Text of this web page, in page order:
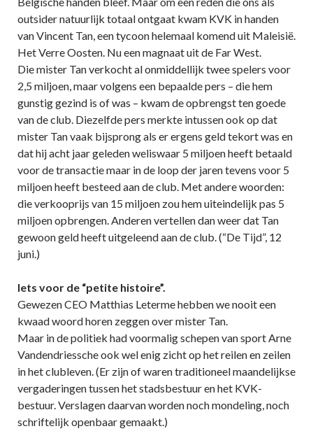
outsider natuurlijk totaal ontgaat kwam KVK in handen
van Vincent Tan, een tycoon helemaal komend uit Maleisië.
Het Verre Oosten. Nu een magnaat uit de Far West.
Die mister Tan verkocht al onmiddellijk twee spelers voor
2,5 miljoen, maar volgens een bepaalde pers – die hem
gunstig gezind is of was – kwam de opbrengst ten goede
van de club. Diezelfde pers merkte intussen ook op dat
mister Tan vaak bijsprong als er ergens geld tekort was en
dat hij acht jaar geleden weliswaar 5 miljoen heeft betaald
voor de transactie maar in de loop der jaren tevens voor 5
miljoen heeft besteed aan de club. Met andere woorden:
die verkooprijs van 15 miljoen zou hem uiteindelijk pas 5
miljoen opbrengen. Anderen vertellen dan weer dat Tan
gewoon geld heeft uitgeleend aan de club. (“De Tijd”, 12
juni.)
Iets voor de “petite histoire”.
Gewezen CEO Matthias Leterme hebben we nooit een
kwaad woord horen zeggen over mister Tan.
Maar in de politiek had voormalig schepen van sport Arne
Vandendriessche ook wel enig zicht op het reilen en zeilen
in het clubleven. (Er zijn of waren traditioneel maandelijkse
vergaderingen tussen het stadsbestuur en het KVK-
bestuur. Verslagen daarvan worden noch mondeling, noch
schriftelijk openbaar gemaakt.)